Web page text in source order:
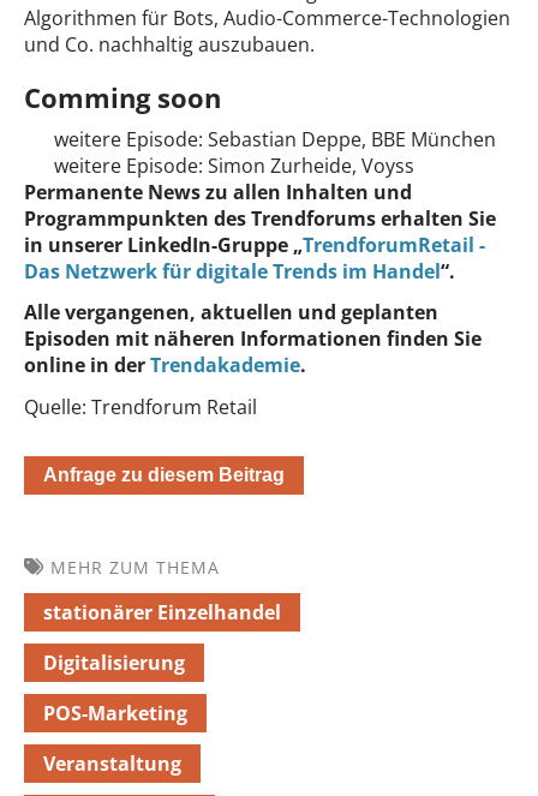
Algorithmen für Bots, Audio-Commerce-Technologien
und Co. nachhaltig auszubauen.
Comming soon
weitere Episode: Sebastian Deppe, BBE München
weitere Episode: Simon Zurheide, Voyss
Permanente News zu allen Inhalten und
Programmpunkten des Trendforums erhalten Sie
in unserer LinkedIn-Gruppe „TrendforumRetail -
Das Netzwerk für digitale Trends im Handel“.
Alle vergangenen, aktuellen und geplanten
Episoden mit näheren Informationen finden Sie
online in derTrendakademie.
Quelle: Trendforum Retail
Anfrage zu diesem Beitrag
MEHR ZUM THEMA
stationärer Einzelhandel
Digitalisierung
POS-Marketing
Veranstaltung